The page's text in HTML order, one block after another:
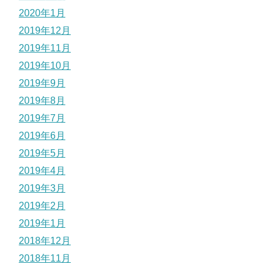
2020年1月
2019年12月
2019年11月
2019年10月
2019年9月
2019年8月
2019年7月
2019年6月
2019年5月
2019年4月
2019年3月
2019年2月
2019年1月
2018年12月
2018年11月